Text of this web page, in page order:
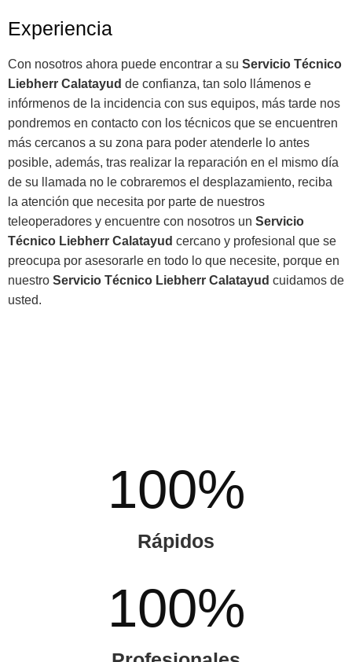
Experiencia
Con nosotros ahora puede encontrar a su Servicio Técnico
Liebherr Calatayud de confianza, tan solo llámenos e
infórmenos de la incidencia con sus equipos, más tarde nos
pondremos en contacto con los técnicos que se encuentren
más cercanos a su zona para poder atenderle lo antes
posible, además, tras realizar la reparación en el mismo día
de su llamada no le cobraremos el desplazamiento, reciba
la atención que necesita por parte de nuestros
teleoperadores y encuentre con nosotros un Servicio
Técnico Liebherr Calatayud cercano y profesional que se
preocupa por asesorarle en todo lo que necesite, porque en
nuestro Servicio Técnico Liebherr Calatayud cuidamos de
usted.
Rápidos
100%
100%